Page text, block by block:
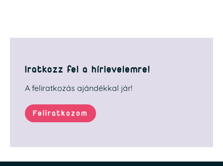
Iratkozz fel a hírlevelemre!
A feliratkozás ajándékkal jár!
Feliratkozom